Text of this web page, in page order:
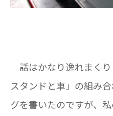
話はかなり逸れまく
スタンドと車」の組み
グを書いたのですが、